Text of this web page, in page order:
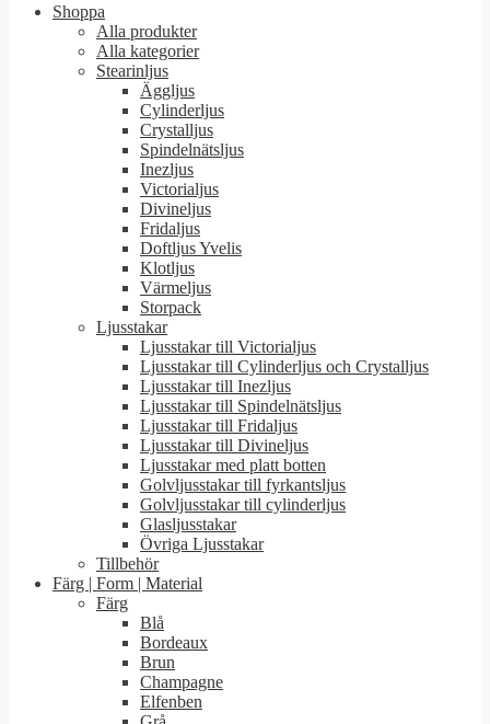
Shoppa
Alla produkter
Alla kategorier
Stearinljus
Äggljus
Cylinderljus
Crystalljus
Spindelnätsljus
Inezljus
Victorialjus
Divineljus
Fridaljus
Doftljus Yvelis
Klotljus
Värmeljus
Storpack
Ljusstakar
Ljusstakar till Victorialjus
Ljusstakar till Cylinderljus och Crystalljus
Ljusstakar till Inezljus
Ljusstakar till Spindelnätsljus
Ljusstakar till Fridaljus
Ljusstakar till Divineljus
Ljusstakar med platt botten
Golvljusstakar till fyrkantsljus
Golvljusstakar till cylinderljus
Glasljusstakar
Övriga Ljusstakar
Tillbehör
Färg | Form | Material
Färg
Blå
Bordeaux
Brun
Champagne
Elfenben